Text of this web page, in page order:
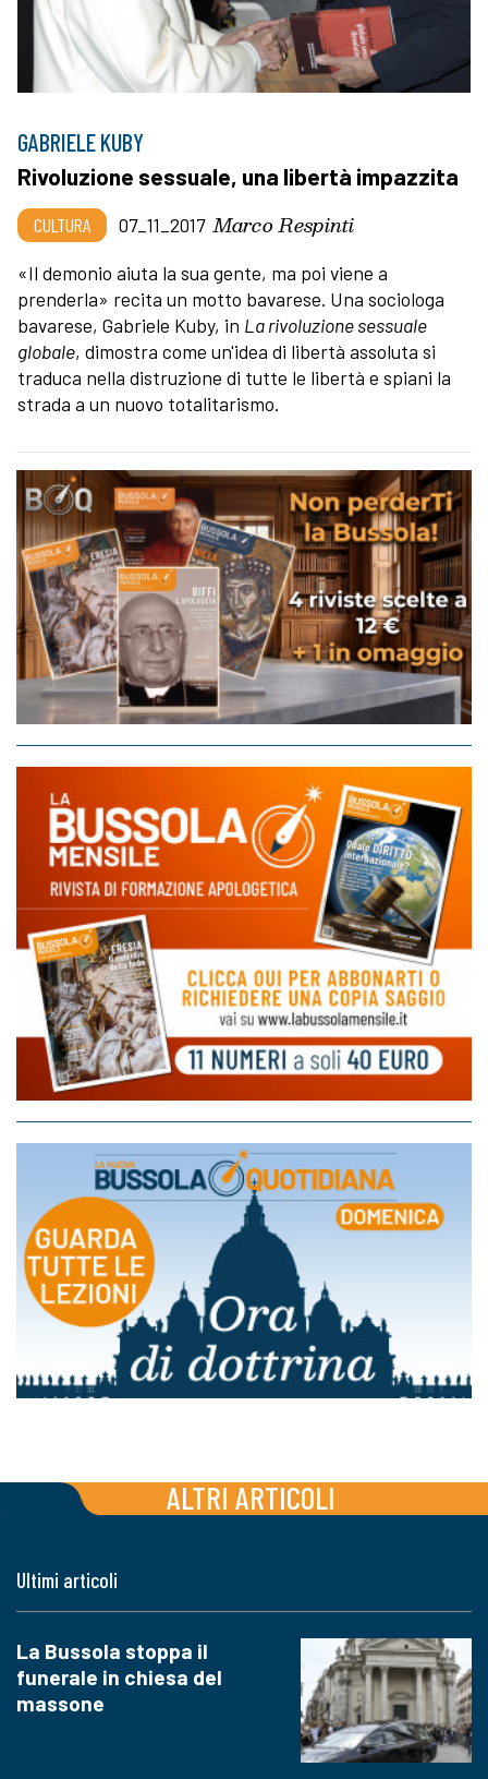
GABRIELE KUBY
Rivoluzione sessuale, una libertà impazzita
CULTURA 07_11_2017 Marco Respinti
«Il demonio aiuta la sua gente, ma poi viene a
prenderla» recita un motto bavarese. Una sociologa
bavarese, Gabriele Kuby, in La rivoluzione sessuale
globale, dimostra come un'idea di libertà assoluta si
traduca nella distruzione di tutte le libertà e spiani la
strada a un nuovo totalitarismo.
ALTRI ARTICOLI
Ultimi articoli
La Bussola stoppa il
funerale in chiesa del
massone